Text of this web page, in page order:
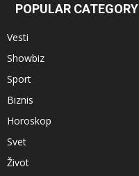
POPULAR CATEGORY
Vesti
Showbiz
Sport
Biznis
Horoskop
Svet
Život